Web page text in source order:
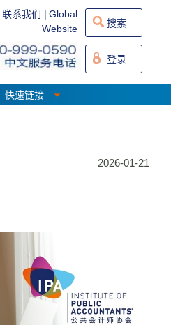
联系我们 | Global
Website
搜索
登录
快速链接
2026-01-21